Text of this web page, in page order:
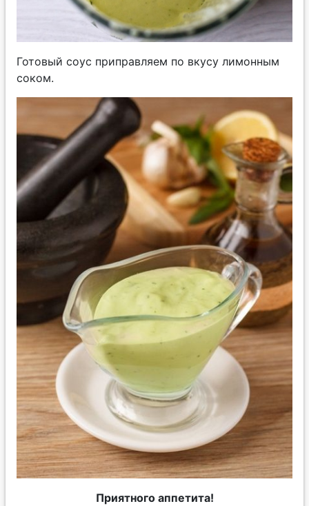
Готовый соус приправляем по вкусу лимонным
соком.
Приятного аппетита!